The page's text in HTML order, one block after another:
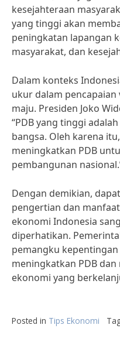
kesejahteraan
yang tinggi akan
peningkatan lapangan
masyarakat, dan
Dalam konteks
ukur dalam pencapaian
maju. Presiden Joko
“PDB yang tinggi
bangsa. Oleh karena
meningkatkan PDB
pembangunan
Dengan demikian,
pengertian dan
ekonomi Indonesia
diperhatikan.
pemangku
meningkatkan PDB
ekonomi yang
Posted in Tips Ekonomi